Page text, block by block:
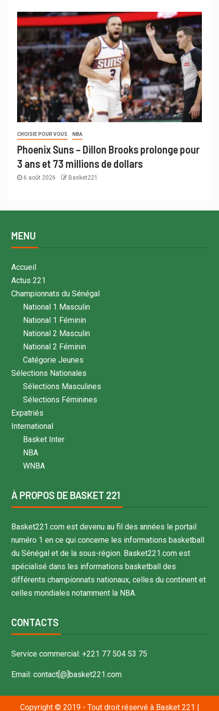
CHOISIE POUR VOUS NBA
Phoenix Suns – Dillon Brooks prolonge pour
3 ans et 73 millions de dollars
6 août 2026 Basket221
MENU
Accueil
Actus 221
Championnats du Sénégal
National 1 Masculin
National 1 Féminin
National 2 Masculin
National 2 Féminin
Catégorie Jeunes
Sélections Nationales
Sélections Masculines
Sélections Féminines
Expatriés
International
Basket Inter
NBA
WNBA
À PROPOS DE BASKET 221
Basket221.com est devenu au fil des années le portail
numéro 1 en ce qui concerne les informations basketball
du Sénégal et de la sous-région. Basket221.com est
spécialisé dans les informations basketball des
différents championnats nationaux, celles du continent et
celles mondiales notamment la NBA.
CONTACTS
Service commercial: +221 77 504 53 75
Email: contact[@]basket221.com
Copyright © 2019 - Tout droit réservé à Basket 221 |